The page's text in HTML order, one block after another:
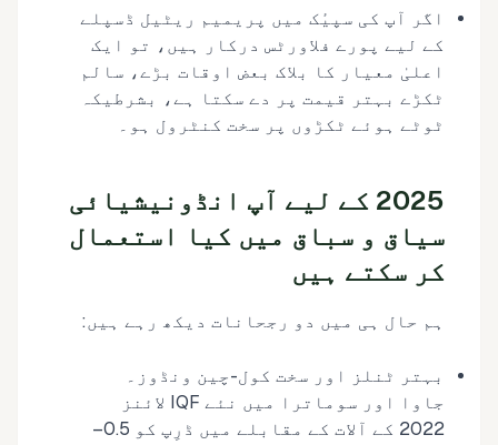
اگر آپ کی سپیٔک میں پریمیم ریٹیل ڈسپلے
کے لیے پورے فلاورٹس درکار ہیں، تو ایک
اعلیٰ معیار کا بلاک بعض اوقات بڑے، سالم
ٹکڑے بہتر قیمت پر دے سکتا ہے، بشرطیکہ
ٹوٹے ہوئے ٹکڑوں پر سخت کنٹرول ہو۔
2025 کے لیے آپ انڈونیشیائی
سیاق و سباق میں کیا استعمال
کر سکتے ہیں
ہم حال ہی میں دو رجحانات دیکھ رہے ہیں:
بہتر ٹنلز اور سخت کول-چین ونڈوز۔
جاوا اور سوماترا میں نئے IQF لائنز
2022 کے آلات کے مقابلے میں ڈرِپ کو 0.5–